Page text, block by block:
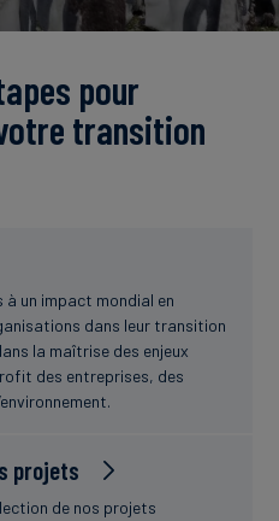
pour
transition
à un impact mondial en
dans leur transition
la maîtrise des enjeux
des entreprises, des
projets
de nos projets